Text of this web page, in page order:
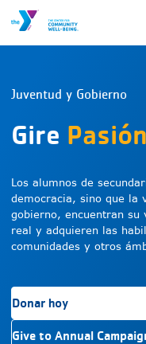
Juventud y Gobierno
Gire Pasión
Los alumnos de
democracia, sino que la
gobierno, encuentran su
real y adquieren las
comunidades y otros
Donar hoy
Give to Annual